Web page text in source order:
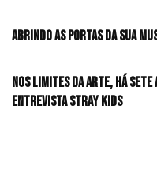
Abrindo as portas da sua
Nos limites da arte, há sete
Entrevista Stray Kids